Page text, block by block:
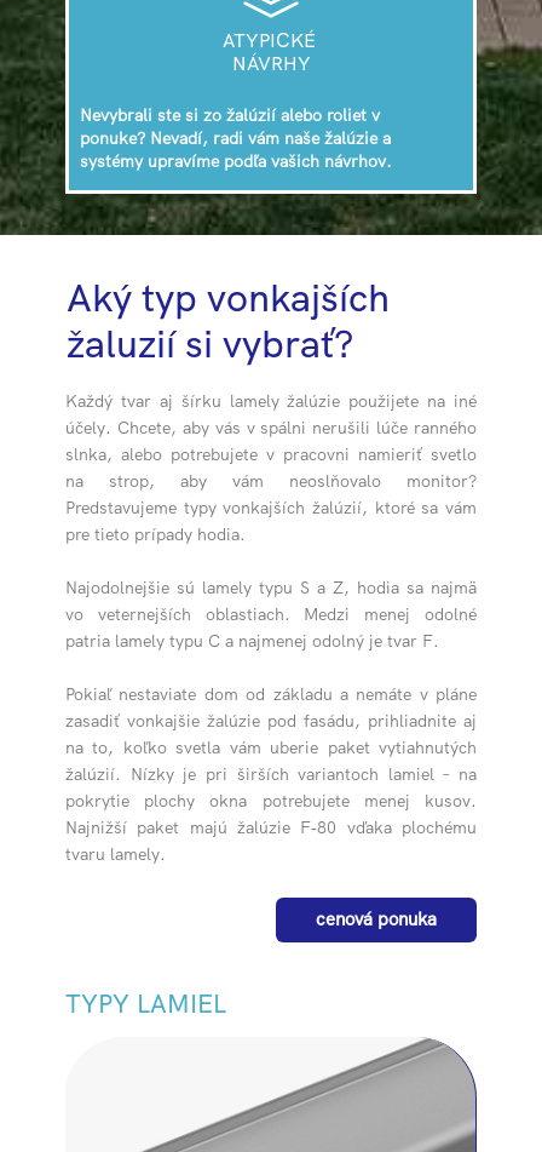
ATYPICKÉ
NÁVRHY
Nevybrali ste si zo žalúzií alebo roliet v
ponuke? Nevadí, radi vám naše žalúzie a
systémy upravíme podľa vašich návrhov.
A​ký typ vonkajších
žaluzií si vybrať?
Každý tvar aj šírku lamely žalúzie použijete na iné
účely. Chcete, aby vás v spálni nerušili lúče ranného
slnka, alebo potrebujete v pracovni namieriť svetlo
na strop, aby vám neoslňovalo monitor?
Predstavujeme typy vonkajších žalúzií, ktoré sa vám
pre tieto prípady hodia.
Najodolnejšie sú lamely typu S a Z, hodia sa najmä
vo veternejších oblastiach. Medzi menej odolné
patria lamely typu C a najmenej odolný je tvar F.
Pokiaľ nestaviate dom od základu a nemáte v pláne
zasadiť vonkajšie žalúzie pod fasádu, prihliadnite aj
na to, koľko svetla vám uberie paket vytiahnutých
žalúzií. Nízky je pri širších variantoch lamiel – na
pokrytie plochy okna potrebujete menej kusov.
Najnižší paket majú žalúzie F‑80 vďaka plochému
tvaru lamely.
cenová ponuka
TYPY LAMIEL